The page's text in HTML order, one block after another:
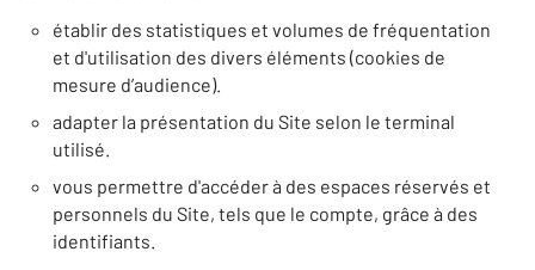
établir des statistiques et volumes de fréquentation
et d'utilisation des divers éléments (cookies de
mesure d’audience).
adapter la présentation du Site selon le terminal
utilisé.
vous permettre d'accéder à des espaces réservés et
personnels du Site, tels que le compte, grâce à des
identifiants.